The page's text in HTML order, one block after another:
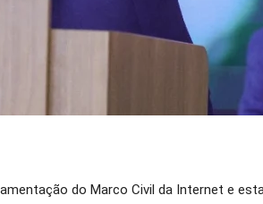
do Marco Civil da Internet e